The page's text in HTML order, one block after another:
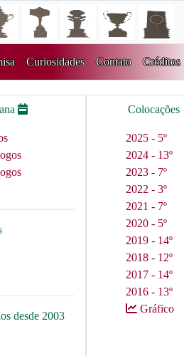
Curiosidades Contato Créditos
desde 2003
Colocações
2025 - 5º
2024 - 13º
2023 - 7º
2022 - 3º
2021 - 7º
2020 - 5º
2019 - 14º
2018 - 12º
2017 - 14º
2016 - 13º
Gráfico